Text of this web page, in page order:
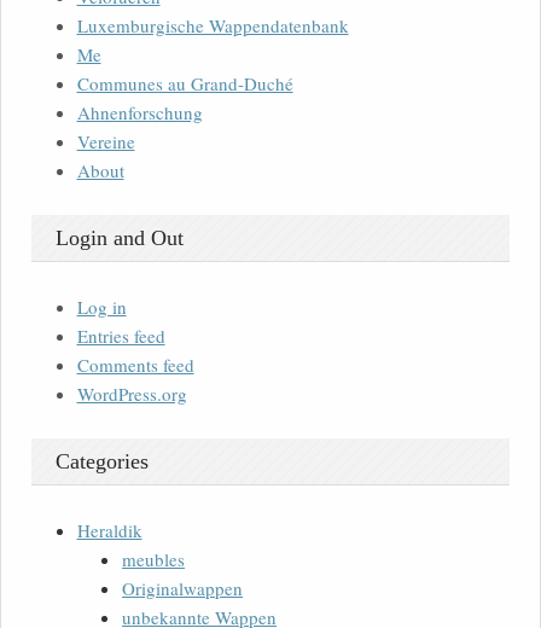
Luxemburgische Wappendatenbank
Me
Communes au Grand-Duché
Ahnenforschung
Vereine
About
Login and Out
Log in
Entries feed
Comments feed
WordPress.org
Categories
Heraldik
meubles
Originalwappen
unbekannte Wappen